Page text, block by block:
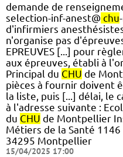
demande de
selection-inf-anest@ chu
d'infirmiers
n'organise pas
EPREUVES [...] pour
aux épreuves, établi à
Principal du CHU de
pièces à fournir doivent
la liste, puis [...] délai, le
à l'adresse suivante :
du CHU de Montpellier
Métiers de la Santé
34295 Montpellier
15/04/2025 17:00